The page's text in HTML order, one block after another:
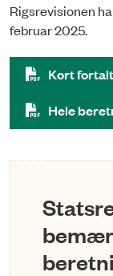
Rigsrevisionen
februar 2025.
Kort
Hele